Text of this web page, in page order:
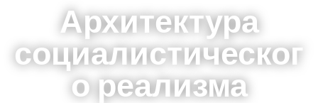
Архитектура
социалистическог
о реализма